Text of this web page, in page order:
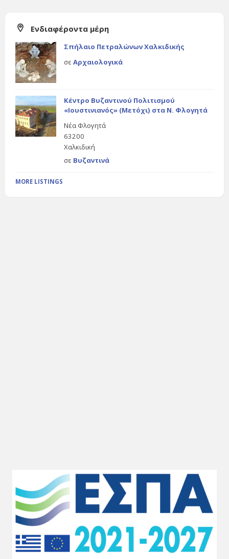
Ενδιαφέροντα μέρη
Σπήλαιο Πετραλώνων Χαλκιδικής
σε Αρχαιολογικά
Κέντρο Βυζαντινού Πολιτισμού
«Ιουστινιανός» (Μετόχι) στα Ν. Φλογητά
Νέα Φλογητά
63200
Χαλκιδική
σε Βυζαντινά
MORE LISTINGS